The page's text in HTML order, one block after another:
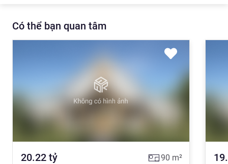
Có thể bạn quan tâm
20.22 tỷ 90 m²